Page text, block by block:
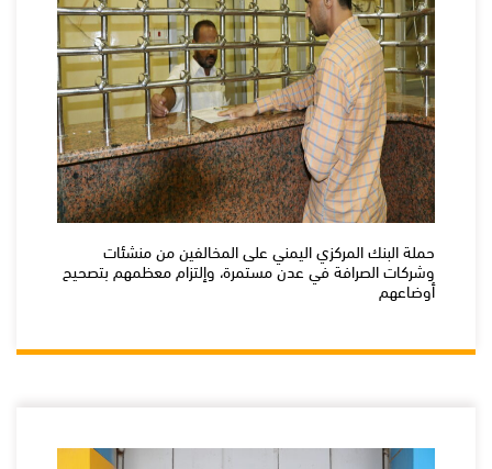
حملة البنك المركزي اليمني على المخالفين من منشئات
وشركات الصرافة في عدن مستمرة، وإلتزام معظمهم بتصحيح
أوضاعهم